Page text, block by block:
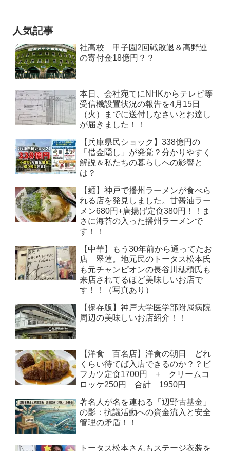
人気記事
社高校 甲子園2回戦敗退＆高野連
の寄付金18億円？？
本日、会社宛てにNHKからテレビ等
受信機設置状況の報告を4月15日
（火）までに送付しなさいとお達し
が届きました！！
【兵庫県民ショック】338億円の
「借金隠し」が発覚？分かりやすく
解説＆私たちの暮らしへの影響と
は？
【麺】神戸で播州ラーメンが食べら
れる店を発見しました。甘醤油ラー
メン680円+唐揚げ定食380円！！ま
さに海苔の入った播州ラーメンで
す！！
【中華】もう30年前から通ってたお
店 翠蓮。地元民のトータス松本氏
も元チャンピオンの長谷川穂積氏も
来店されてるほど美味しいお店で
す！！（写真あり）
【保存版】神戸大学医学部附属病院
周辺の美味しいお店紹介！！
【洋食 百名店】洋食の朝日 どれ
くらい待てば入店できるのか？？ビ
フカツ定食1700円 + クリームコ
ロッケ250円 合計 1950円
著名人が名を連ねる「辺野古基金」
の影：抗議活動への資金流入と安全
管理の矛盾！！
トータス松本さんもステージ衣装を